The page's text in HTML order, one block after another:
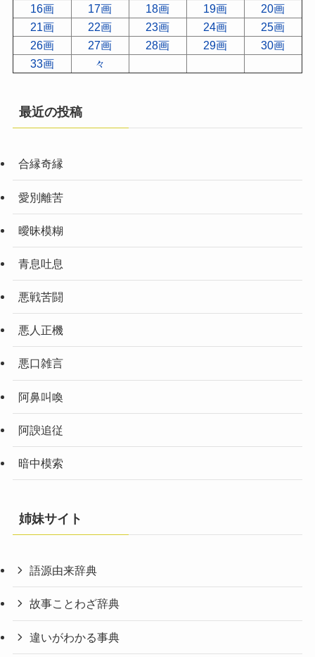
16画
17画 18画 19画
20画
21画
22画 23画 24画
25画
26画
27画 28画 29画
30画
33画
々
最近の投稿
合縁奇縁
愛別離苦
曖昧模糊
青息吐息
悪戦苦闘
悪人正機
悪口雑言
阿鼻叫喚
阿諛追従
暗中模索
姉妹サイト
語源由来辞典
故事ことわざ辞典
違いがわかる事典